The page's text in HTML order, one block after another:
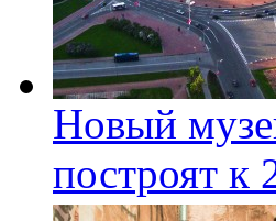
Новый
построят к